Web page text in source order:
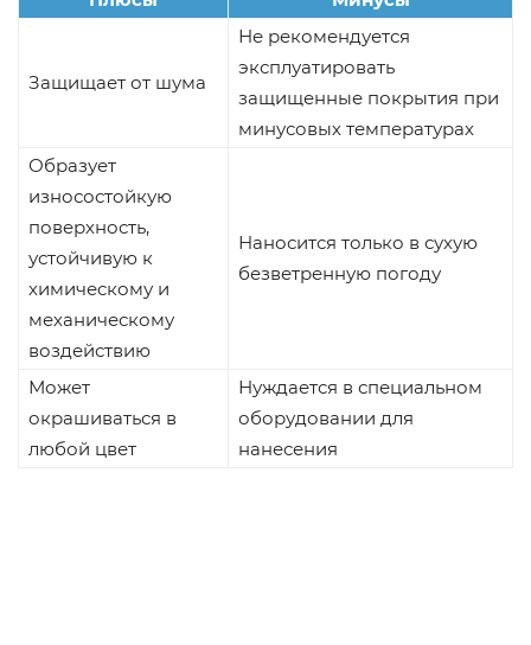
Защищает от шума
Не рекомендуется
эксплуатировать
защищенные покрытия при
минусовых температурах
Образует
износостойкую
поверхность,
устойчивую к
химическому и
механическому
воздействию
Наносится только в сухую
безветренную погоду
Может
окрашиваться в
любой цвет
Нуждается в специальном
оборудовании для
нанесения